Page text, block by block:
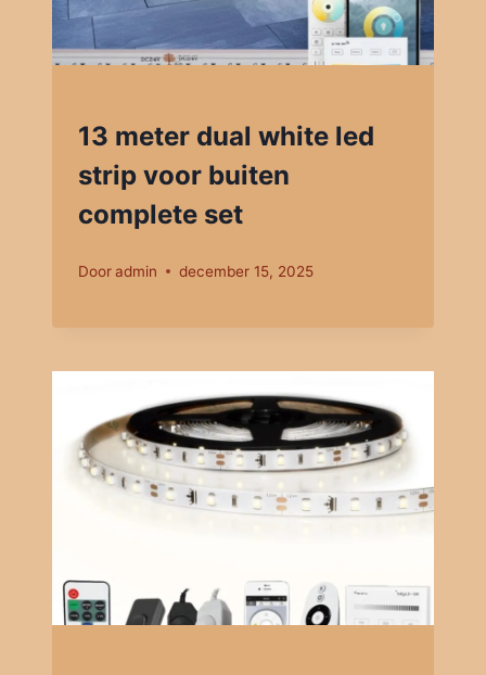
13 meter dual white led
strip voor buiten
complete set
Dooradmin december 15, 2025